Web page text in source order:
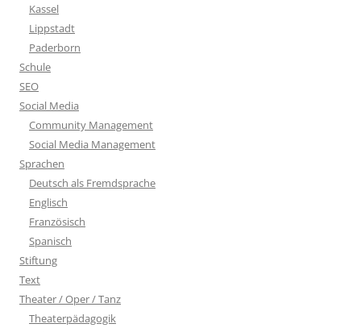
Kassel
Lippstadt
Paderborn
Schule
SEO
Social Media
Community Management
Social Media Management
Sprachen
Deutsch als Fremdsprache
Englisch
Französisch
Spanisch
Stiftung
Text
Theater / Oper / Tanz
Theaterpädagogik